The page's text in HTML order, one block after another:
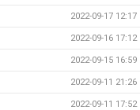
2022-09-17 12:17
2022-09-16 17:12
2022-09-15 16:59
2022-09-11 21:26
2022-09-11 17:52